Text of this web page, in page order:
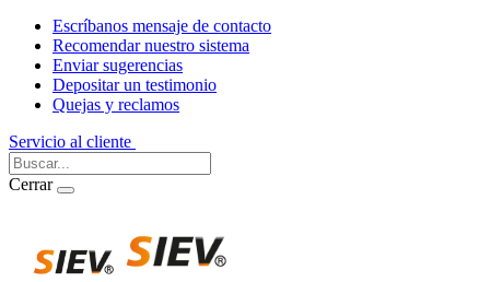
Escríbanos mensaje de contacto
Recomendar nuestro sistema
Enviar sugerencias
Depositar un testimonio
Quejas y reclamos
Servicio al cliente
Cerrar